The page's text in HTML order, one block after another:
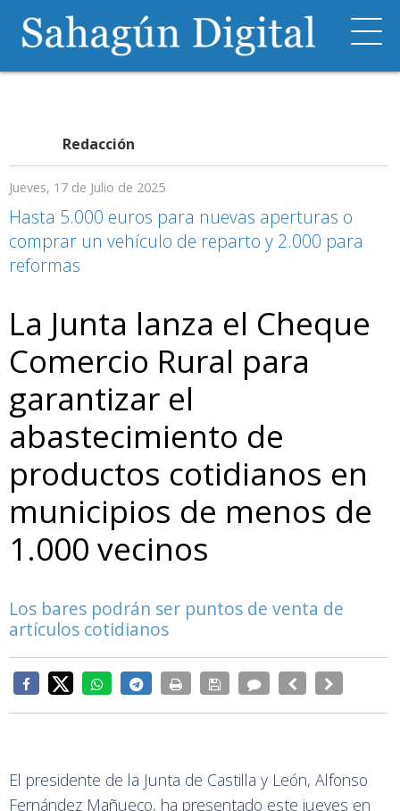
Redacción
Jueves, 17 de Julio de 2025
Hasta 5.000 euros para nuevas aperturas o
comprar un vehículo de reparto y 2.000 para
reformas
La Junta lanza el Cheque
Comercio Rural para
garantizar el
abastecimiento de
productos cotidianos en
municipios de menos de
1.000 vecinos
Los bares podrán ser puntos de venta de
artículos cotidianos
El presidente de la Junta de Castilla y León, Alfonso
Fernández Mañueco, ha presentado este jueves en